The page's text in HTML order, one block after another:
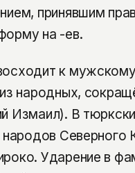
принявшим
на -ев.
к
народных,
Измаил). В
народов
Ударение в